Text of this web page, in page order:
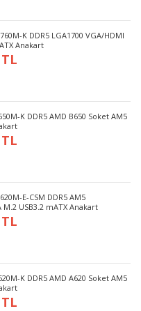
K DDR5 LGA1700 VGA/HDMI
Anakart
K DDR5 AMD B650 Soket AM5
E-CSM DDR5 AM5
M.2 USB3.2 mATX Anakart
K DDR5 AMD A620 Soket AM5